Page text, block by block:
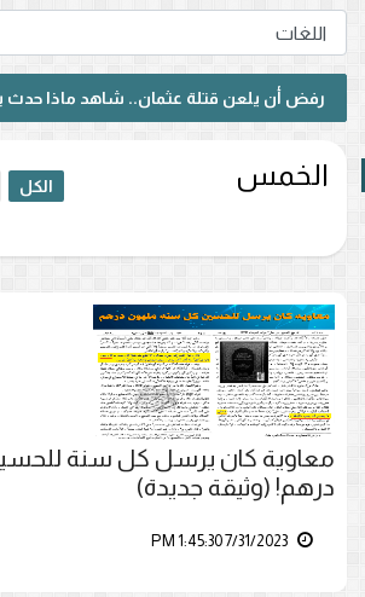
أن يلعن قتلة عثمان.. شاهد ماذا حدث بين
الخمس الكل
معاوية كان يرسل كل سنة
درهم! (وثيقة جديدة)